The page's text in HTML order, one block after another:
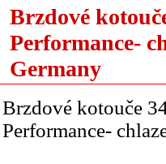
Brzdové
Performance-
Germany
Brzdové kotouče
Performance-